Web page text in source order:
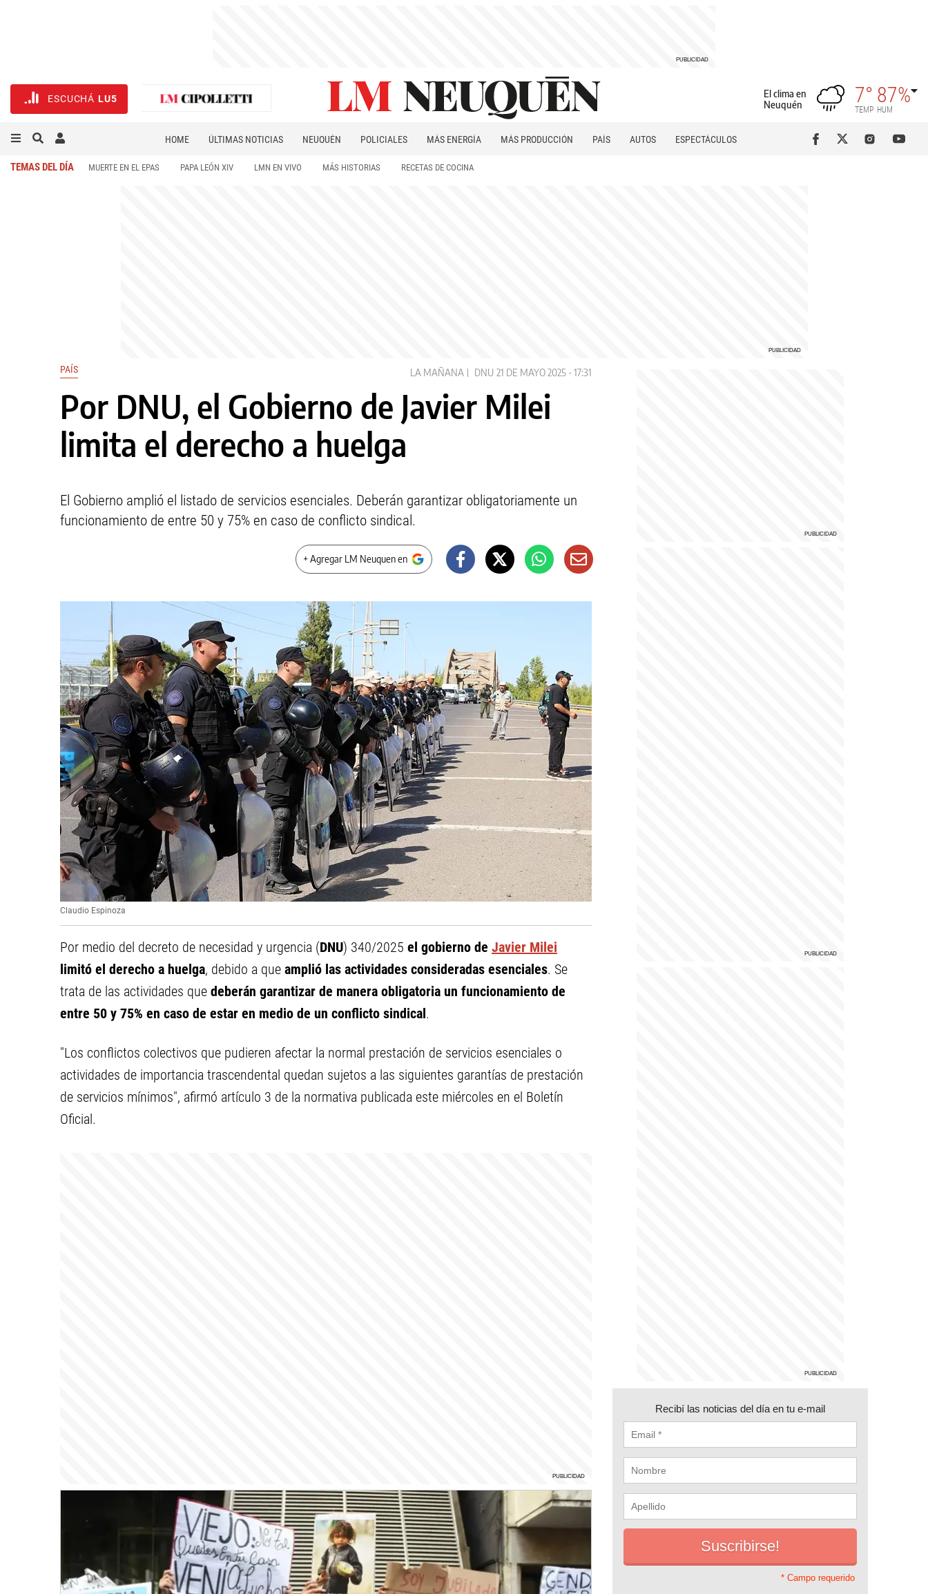
ESCUCHÁ LU5
El clima en
Neuquén
7°
TEMP
87%
HUM
HOME ÚLTIMAS NOTICIAS NEUQUÉN POLICIALES MÁS ENERGÍA MÁS PRODUCCIÓN PAÍS AUTOS
ESPECTÁCULOS
TEMAS DEL DÍA MUERTE EN EL EPAS PAPA LEÓN XIV LMN EN VIVO MÁS HISTORIAS RECETAS DE COCINA
PAÍS LA MAÑANA DNU 21 DE MAYO 2025 - 17:31
Por DNU, el Gobierno de Javier Milei
limita el derecho a huelga
El Gobierno amplió el listado de servicios esenciales. Deberán garantizar obligatoriamente un
funcionamiento de entre 50 y 75% en caso de conflicto sindical.
+ Agregar LM Neuquen en
Claudio Espinoza
Por medio del decreto de necesidad y urgencia (DNU) 340/2025 el gobierno de Javier Milei
limitó el derecho a huelga, debido a que amplió las actividades consideradas esenciales. Se
trata de las actividades que deberán garantizar de manera obligatoria un funcionamiento de
entre 50 y 75% en caso de estar en medio de un conflicto sindical.
"Los conflictos colectivos que pudieren afectar la normal prestación de servicios esenciales o
actividades de importancia trascendental quedan sujetos a las siguientes garantías de prestación
de servicios mínimos", afirmó artículo 3 de la normativa publicada este miércoles en el Boletín
Oficial.
Recibí las noticias del día en tu e-mail
* Campo requerido